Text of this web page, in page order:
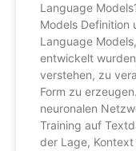
Language
Models Definition
Language
entwickelt
verstehen, zu
Form zu
neuronalen
Training auf
der Lage,